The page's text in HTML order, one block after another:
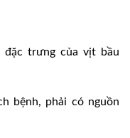
đặc trưng của vịt bầu
bệnh, phải có nguồn